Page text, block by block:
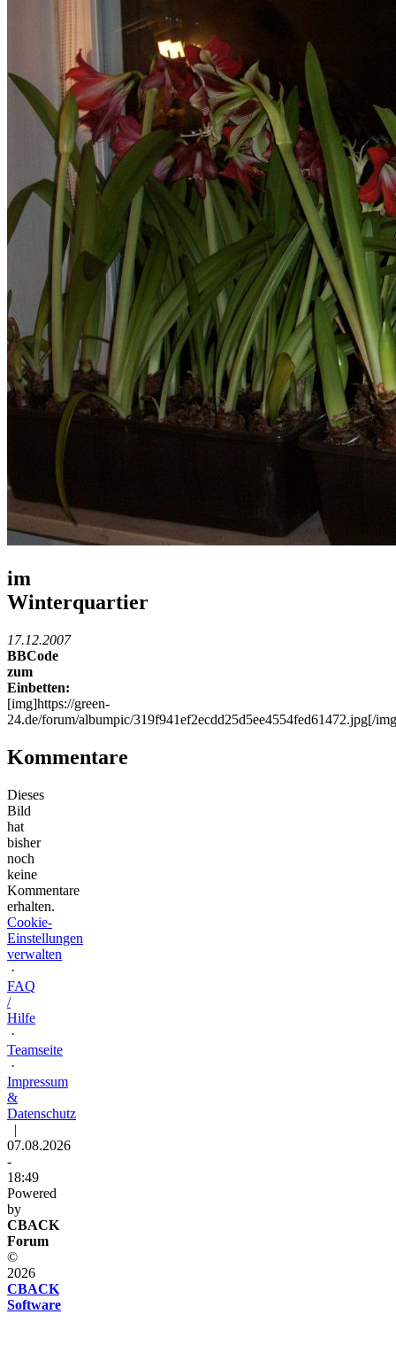
im
Winterquartier
17.12.2007
BBCode
zum
Einbetten:
[img]https://green-
24.de/forum/albumpic/319f941ef2ecdd25d5ee4554fed61472.jpg[/
Kommentare
Dieses
Bild
hat
bisher
noch
keine
Kommentare
erhalten.
Cookie-
Einstellungen
verwalten
·
FAQ
/
Hilfe
·
Teamseite
·
Impressum
&
Datenschutz
|
07.08.2026
-
18:49
Powered
by
CBACK
Forum
©
2026
CBACK
Software